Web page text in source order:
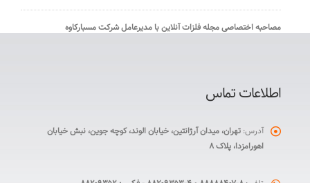
مصاحبه اختصاصی مجله فلزات آنلاین با مدیرعامل شرکت مسبارکاوه
اطلاعات تماس
آدرس: تهران، میدان آرژانتین، خیابان الوند، کوچه جوین، نبش خیابان
اهورامزدا، پلاک ۸